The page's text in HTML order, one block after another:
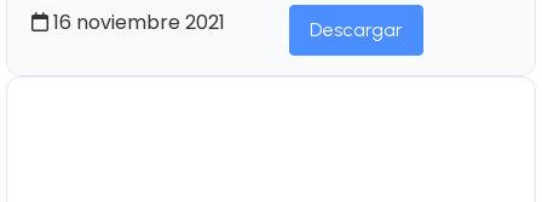
16 noviembre 2021 Descargar